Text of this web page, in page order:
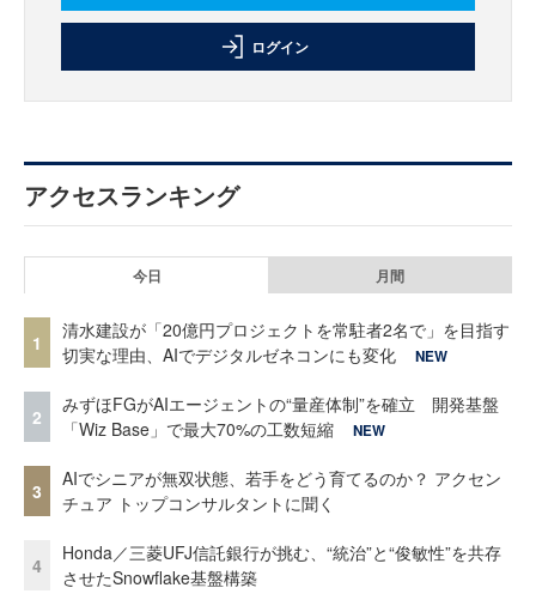
ログイン
アクセスランキング
今日 月間
1
清水建設が「20億円プロジェクトを常駐者2名で」を目指す
切実な理由、AIでデジタルゼネコンにも変化
NEW
2
みずほFGがAIエージェントの“量産体制”を確立 開発基盤
「Wiz Base」で最大70%の工数短縮
NEW
3
AIでシニアが無双状態、若手をどう育てるのか？ アクセン
チュア トップコンサルタントに聞く
4
Honda／三菱UFJ信託銀行が挑む、“統治”と“俊敏性”を共存
させたSnowflake基盤構築